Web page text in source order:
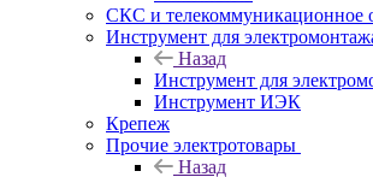
СКС и телекоммуникационное
Инструмент для
Назад
Инструмент для
Инструмент ИЭК
Крепеж
Прочие электротовары
Назад